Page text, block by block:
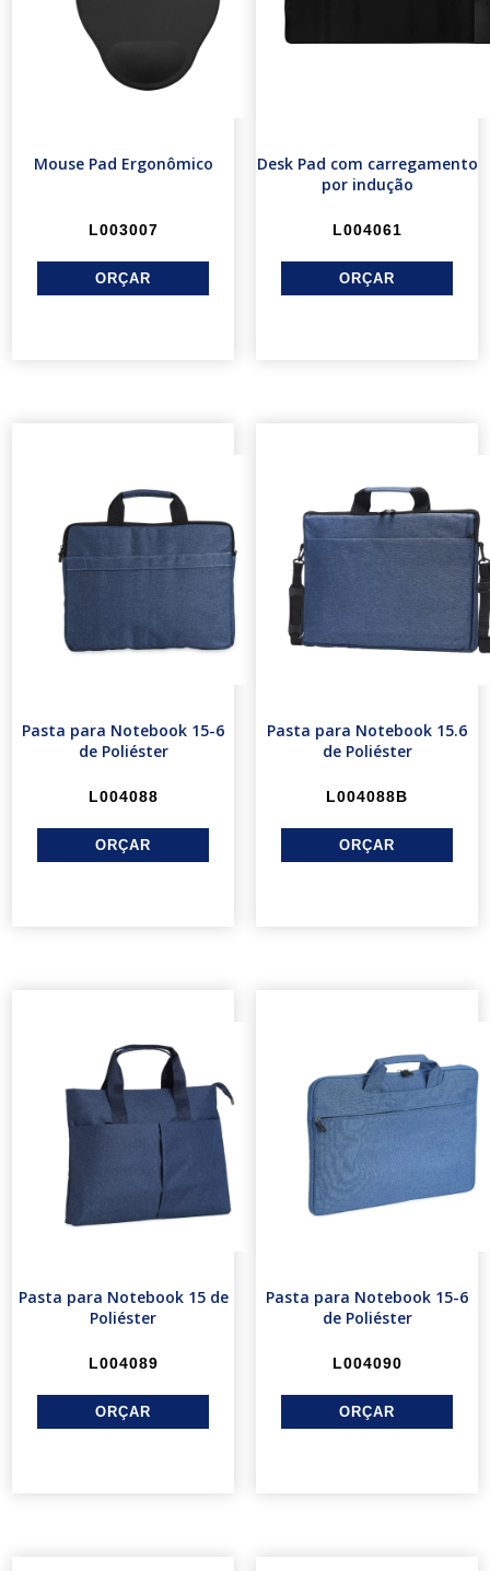
Mouse Pad Ergonômico
L003007
Desk Pad com carregamento
por indução
L004061
Pasta para Notebook 15-6
de Poliéster
L004088
Pasta para Notebook 15.6
de Poliéster
L004088B
Pasta para Notebook 15 de
Poliéster
L004089
Pasta para Notebook 15-6
de Poliéster
L004090